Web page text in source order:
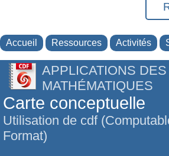
Accueil Ressources Activités
APPLICATIONS DES
MATHÉMATIQUES
Carte conceptuelle
Utilisation de cdf
Format)